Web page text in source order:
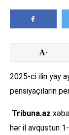
-
2025-ci ilin yay
pensiyaçıların
Tribuna.az
hər il avqustun